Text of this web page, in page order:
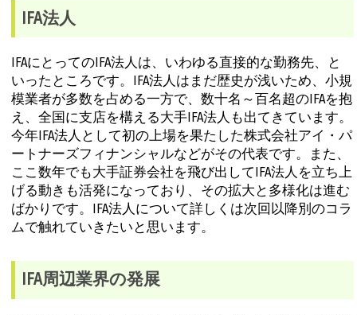
IFA法人
IFAにとってのIFA法人は、いわゆる直接的な勤務先、と
いったところです。IFA法人はまだ歴史が浅いため、小規
模業者が多数を占める一方で、数十名～百名超のIFAを抱
え、全国に支店を構える大手IFA法人も出てきています。
今年IFA法人として初の上場を果たした株式会社アイ・パ
ートナーズフィナンシャルなどがその代表です。また、
ここ数年でも大手証券会社を飛び出してIFA法人を立ち上
げる動きも活発になっており、その拡大と多様化は進む
ばかりです。IFA法人について詳しくは次回以降別のコラ
ムで触れていきたいと思います。
IFA周辺業界の発展